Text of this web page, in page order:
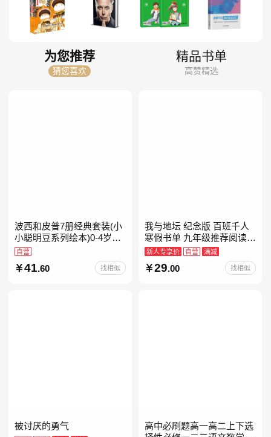
为您推荐
猜您喜欢
精品书单
高赞精选
波西和皮普7册经典套装(小
小聪明豆系列绘本)0-4岁低
幼启蒙情绪管理习惯养成绘
本，引导宝宝认识接纳情绪
培养好品质，发现快
自营
41 .60 找相似
我与地坛 纪念版 百班千人
寒假书单 九年级推荐阅读
当当自营
新人专享价 自营 满减
29.00 找相似
被讨厌的勇气
高中必刷题高一高二上下选